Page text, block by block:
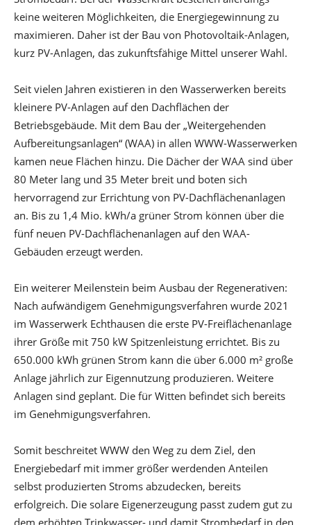
keine weiteren Möglichkeiten, die Energiegewinnung zu
maximieren. Daher ist der Bau von Photovoltaik-Anlagen,
kurz PV-Anlagen, das zukunftsfähige Mittel unserer Wahl.
Seit vielen Jahren existieren in den Wasserwerken bereits
kleinere PV-Anlagen auf den Dachflächen der
Betriebsgebäude. Mit dem Bau der „Weitergehenden
Aufbereitungsanlagen“ (WAA) in allen WWW-Wasserwerken
kamen neue Flächen hinzu. Die Dächer der WAA sind über
80 Meter lang und 35 Meter breit und boten sich
hervorragend zur Errichtung von PV-Dachflächenanlagen
an. Bis zu 1,4 Mio. kWh/a grüner Strom können über die
fünf neuen PV-Dachflächenanlagen auf den WAA-
Gebäuden erzeugt werden.
Ein weiterer Meilenstein beim Ausbau der Regenerativen:
Nach aufwändigem Genehmigungsverfahren wurde 2021
im Wasserwerk Echthausen die erste PV-Freiflächenanlage
ihrer Größe mit 750 kW Spitzenleistung errichtet. Bis zu
650.000 kWh grünen Strom kann die über 6.000 m² große
Anlage jährlich zur Eigennutzung produzieren. Weitere
Anlagen sind geplant. Die für Witten befindet sich bereits
im Genehmigungsverfahren.
Somit beschreitet WWW den Weg zu dem Ziel, den
Energiebedarf mit immer größer werdenden Anteilen
selbst produzierten Stroms abzudecken, bereits
erfolgreich. Die solare Eigenerzeugung passt zudem gut zu